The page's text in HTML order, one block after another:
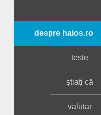
despre haios.ro
teste
știați că
valutar